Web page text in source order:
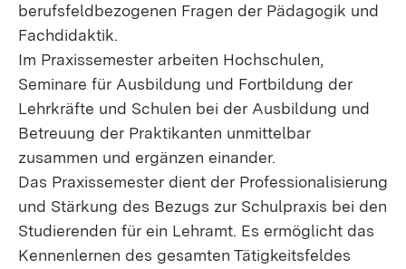
berufsfeldbezogenen Fragen der Pädagogik und
Fachdidaktik.
Im Praxissemester arbeiten Hochschulen,
Seminare für Ausbildung und Fortbildung der
Lehrkräfte und Schulen bei der Ausbildung und
Betreuung der Praktikanten unmittelbar
zusammen und ergänzen einander.
Das Praxissemester dient der Professionalisierung
und Stärkung des Bezugs zur Schulpraxis bei den
Studierenden für ein Lehramt. Es ermöglicht das
Kennenlernen des gesamten Tätigkeitsfeldes